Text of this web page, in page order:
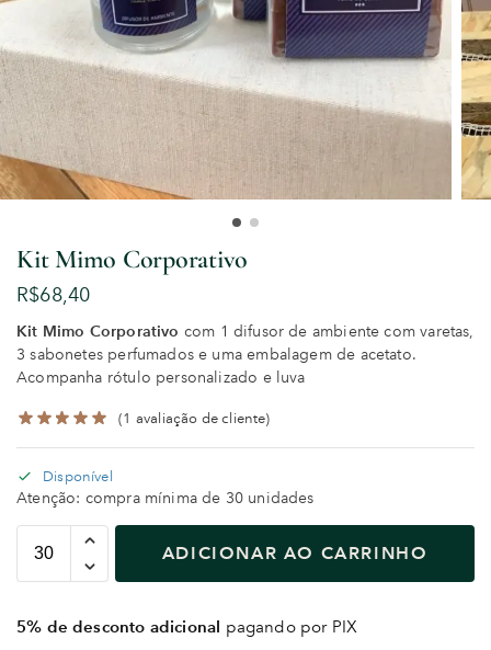
Kit Mimo Corporativo
R$68,40
Kit Mimo Corporativo com 1 difusor de ambiente com varetas,
3 sabonetes perfumados e uma embalagem de acetato.
Acompanha rótulo personalizado e luva
(1 avaliação de cliente)
Disponível
Atenção: compra mínima de 30 unidades
ADICIONAR AO CARRINHO
5% de desconto adicional pagando por PIX